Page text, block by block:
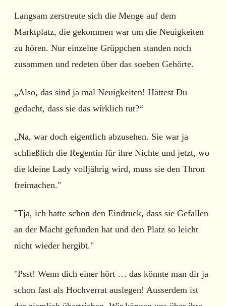
Langsam zerstreute sich die Menge auf dem
Marktplatz, die gekommen war um die Neuigkeiten
zu hören. Nur einzelne Grüppchen standen noch
zusammen und redeten über das soeben Gehörte.
„Also, das sind ja mal Neuigkeiten! Hättest Du
gedacht, dass sie das wirklich tut?“
„Na, war doch eigentlich abzusehen. Sie war ja
schließlich die Regentin für ihre Nichte und jetzt, wo
die kleine Lady volljährig wird, muss sie den Thron
freimachen."
"Tja, ich hatte schon den Eindruck, dass sie Gefallen
an der Macht gefunden hat und den Platz so leicht
nicht wieder hergibt."
"Psst! Wenn dich einer hört … das könnte man dir ja
schon fast als Hochverrat auslegen! Ausserdem ist